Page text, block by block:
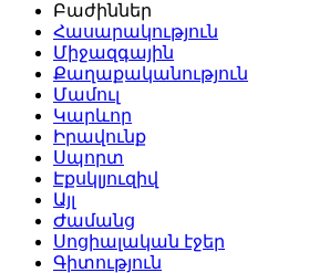
Բաժիններ
Հասարակություն
Միջազգային
Քաղաքականություն
Մամուլ
Կարևոր
Իրավունք
Սպորտ
Էքսկլյուզիվ
Այլ
Ժամանց
Սոցիալական էջեր
Գիտություն